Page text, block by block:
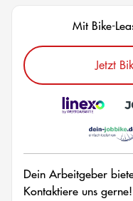
Mit Bike-
Jetzt
Dein Arbeitgeber
Kontaktiere uns gerne!